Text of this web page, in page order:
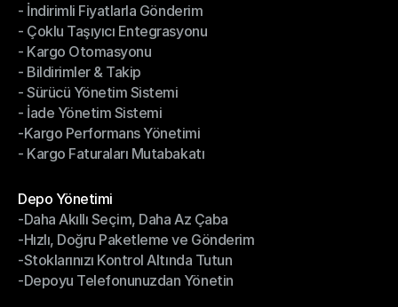
Gönderim Yönetimi
- İndirimli Fiyatlarla Gönderim
- İndirimli Fiyatlarla Gönderim
- Çoklu Taşıyıcı Entegrasyonu
- Çoklu Taşıyıcı Entegrasyonu
- Kargo Otomasyonu
- Kargo Otomasyonu
- Bildirimler & Takip
- Bildirimler & Takip
- Sürücü Yönetim Sistemi
- Sürücü Yönetim Sistemi
- İade Yönetim Sistemi
- İade Yönetim Sistemi
-Kargo Performans Yönetimi
-Kargo Performans Yönetimi
- Kargo Faturaları Mutabakatı
Depo Yönetimi
Depo Yönetimi
-Daha Akıllı Seçim, Daha Az Çaba
-Daha Akıllı Seçim, Daha Az Çaba
-Hızlı, Doğru Paketleme ve Gönderim
-Hızlı, Doğru Paketleme ve Gönderim
-Stoklarınızı Kontrol Altında Tutun
-Stoklarınızı Kontrol Altında Tutun
-Depoyu Telefonunuzdan Yönetin